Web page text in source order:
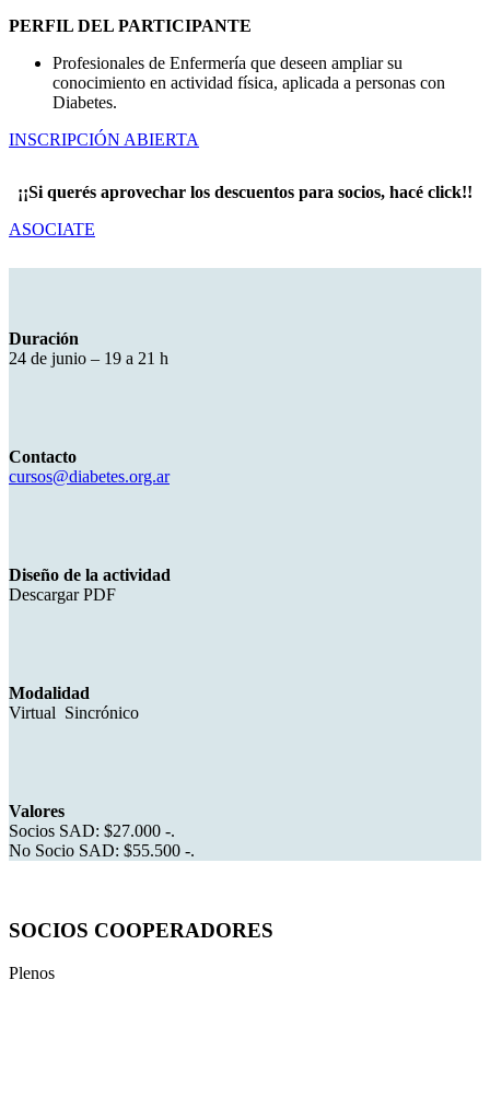
PERFIL DEL PARTICIPANTE
Profesionales de Enfermería que deseen ampliar su
conocimiento en actividad física, aplicada a personas con
Diabetes.
INSCRIPCIÓN ABIERTA
¡¡Si querés aprovechar los descuentos para socios, hacé click!!
ASOCIATE
Duración
24 de junio – 19 a 21 h
Contacto
cursos@diabetes.org.ar
Diseño de la actividad
Descargar PDF
Modalidad
Virtual Sincrónico
Valores
Socios SAD: $27.000 -.
No Socio SAD: $55.500 -.
SOCIOS COOPERADORES
Plenos